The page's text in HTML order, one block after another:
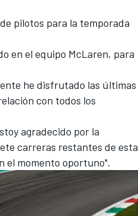
pilotos para la temporada
en el equipo McLaren, para
he disfrutado las últimas
con todos los
agradecido por la
carreras restantes de esta
el momento oportuno".